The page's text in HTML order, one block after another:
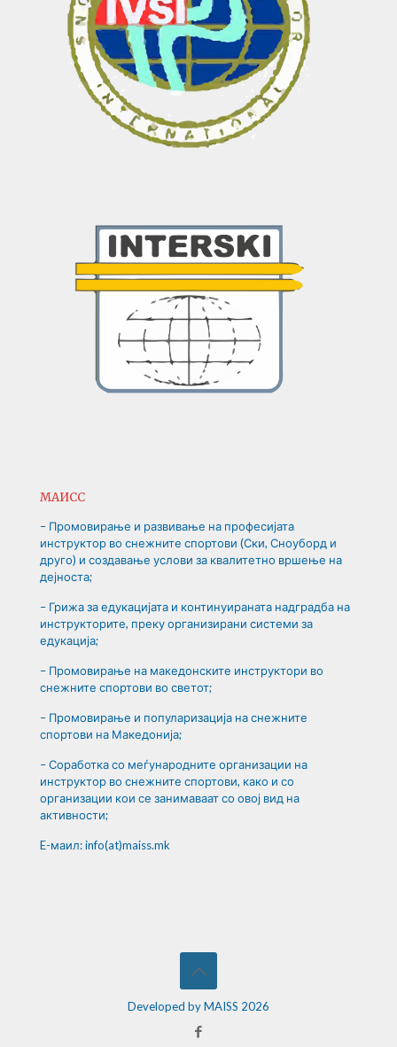
МАИСС
– Промовирање и развивање на професијата
инструктор во снежните спортови (Ски, Сноуборд и
друго) и создавање услови за квалитетно вршење на
дејноста;
– Грижа за едукацијата и континуираната надградба на
инструкторите, преку организирани системи за
едукација;
– Промовирање на македонските инструктори во
снежните спортови во светот;
– Промовирање и популаризација на снежните
спортови на Македонија;
– Соработка со меѓународните организации на
инструктор во снежните спортови, како и со
организации кои се занимаваат со овој вид на
активности;
E-маил: info(at)maiss.mk
Developed by MAISS 2026